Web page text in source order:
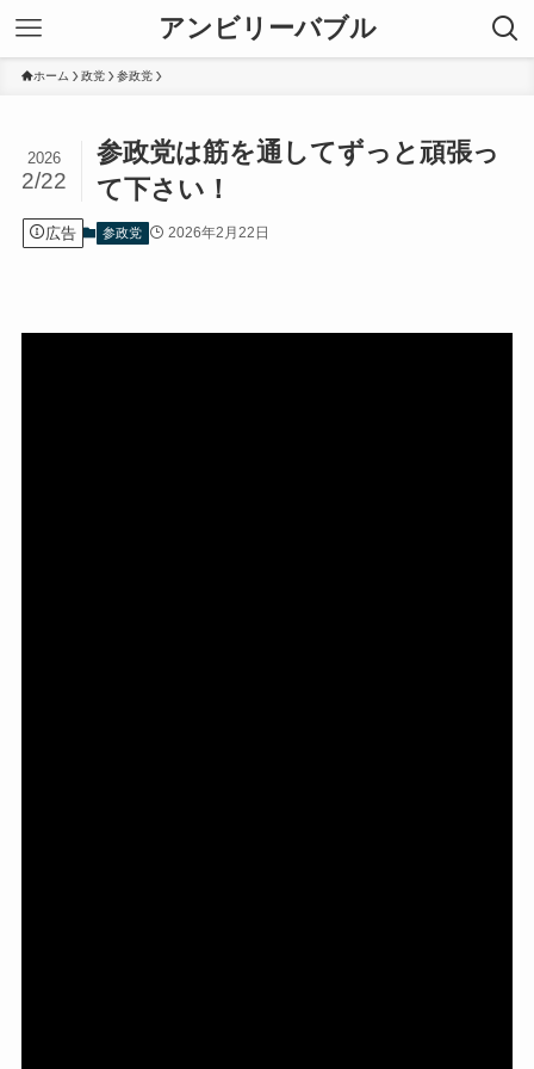
アンビリーバブル
ホーム 政党 参政党
参政党は筋を通してずっと頑張っ
て下さい！
2026
2/22
広告 参政党 2026年2月22日